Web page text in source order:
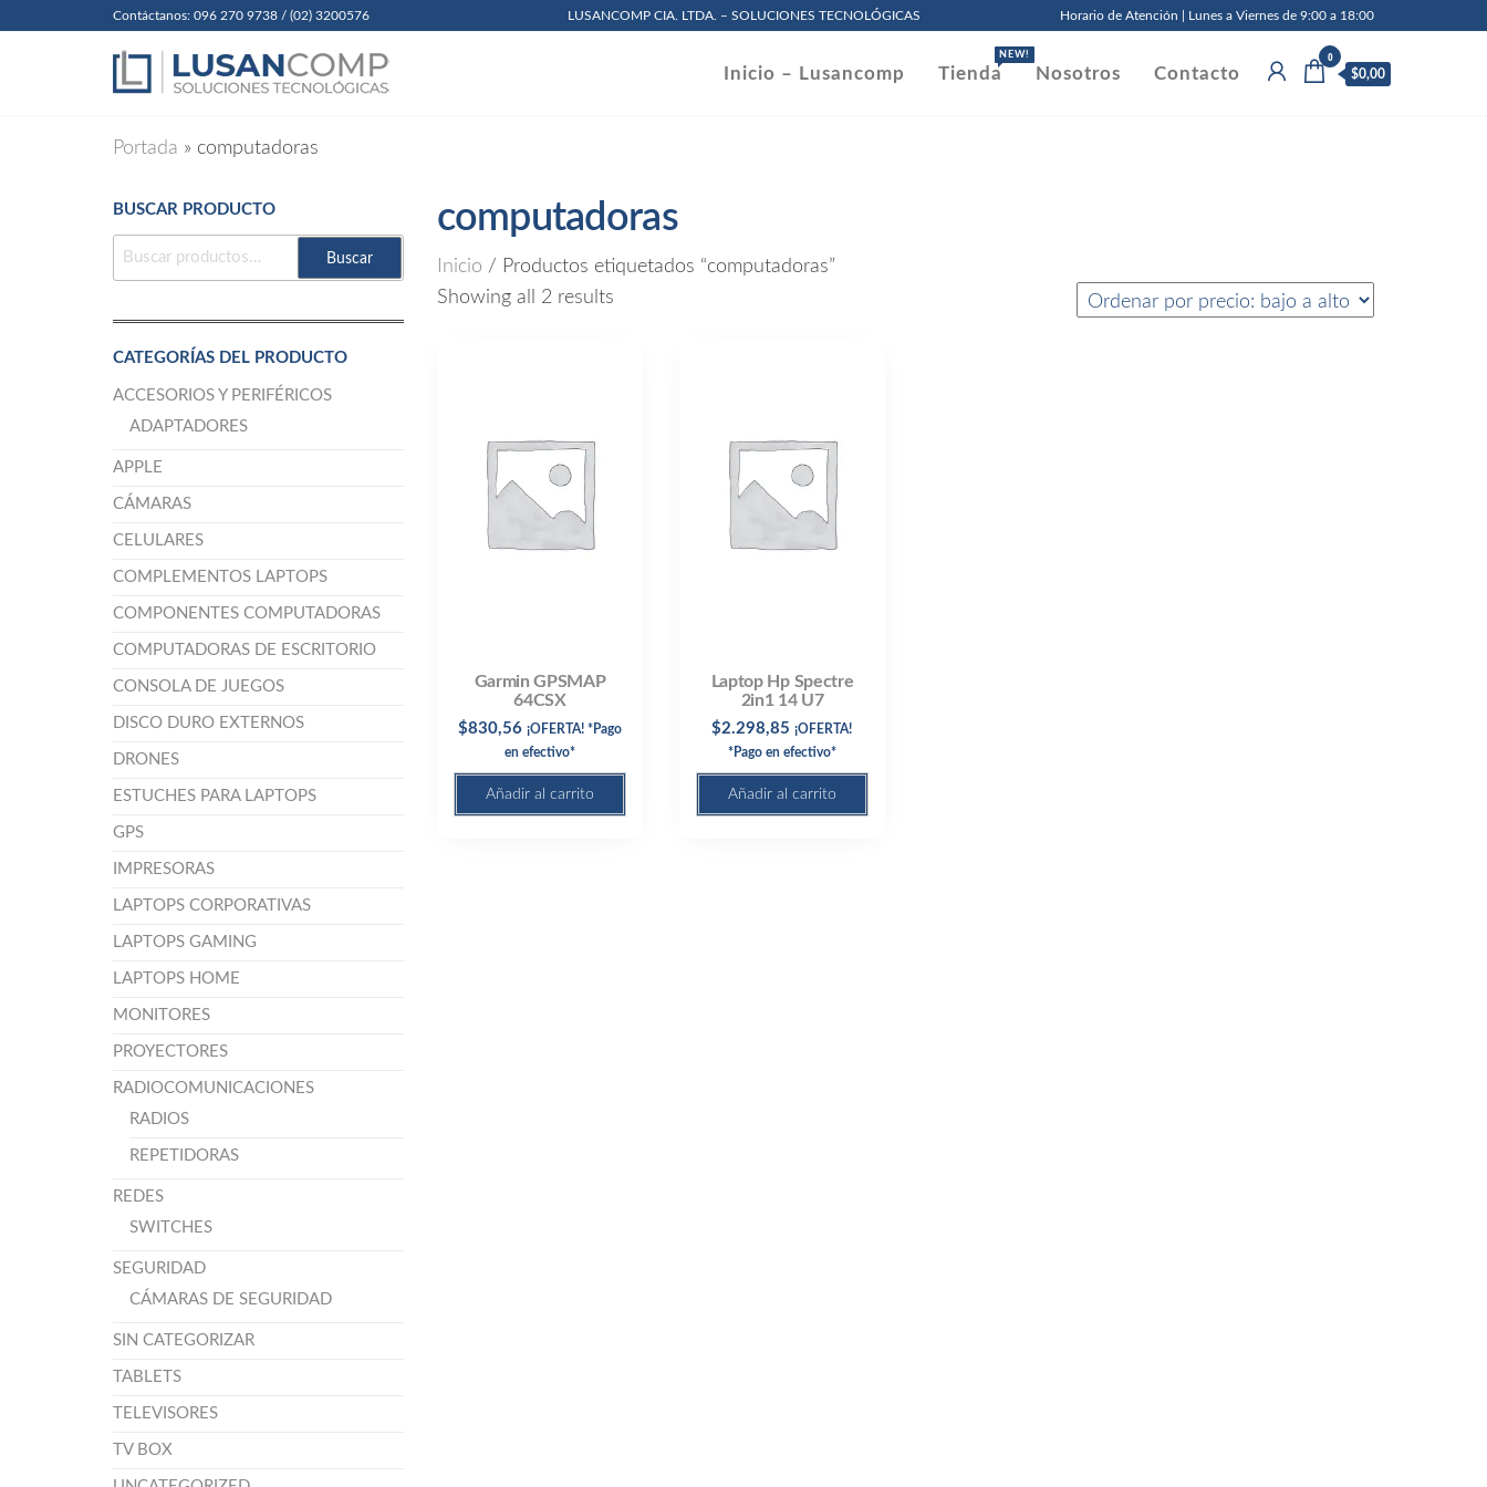
Contáctanos: 096 270 9738 / (02) 3200576 LUSANCOMP CIA. LTDA. – SOLUCIONES TECNOLÓGICAS Horario de Atención | Lunes a Viernes de 9:00 a 18:00
Inicio – Lusancomp Tienda
NEW!
Nosotros Contacto
0
$0,00
Portada » computadoras
computadoras
Inicio / Productos etiquetados “computadoras”
Showing all 2 resultsSorted
Garmin GPSMAP
64CSX
$830,56 ¡OFERTA! *Pago
en efectivo*
Añadir al carrito
Laptop Hp Spectre
2in1 14 U7
$2.298,85 ¡OFERTA!
*Pago en efectivo*
Añadir al carrito
BUSCAR PRODUCTO
BUSCAR
Buscar
CATEGORÍAS DEL PRODUCTO
ACCESORIOS Y PERIFÉRICOS
ADAPTADORES
APPLE
CÁMARAS
CELULARES
COMPLEMENTOS LAPTOPS
COMPONENTES COMPUTADORAS
COMPUTADORAS DE ESCRITORIO
CONSOLA DE JUEGOS
DISCO DURO EXTERNOS
DRONES
ESTUCHES PARA LAPTOPS
GPS
IMPRESORAS
LAPTOPS CORPORATIVAS
LAPTOPS GAMING
LAPTOPS HOME
MONITORES
PROYECTORES
RADIOCOMUNICACIONES
RADIOS
REPETIDORAS
REDES
SWITCHES
SEGURIDAD
CÁMARAS DE SEGURIDAD
SIN CATEGORIZAR
TABLETS
TELEVISORES
TV BOX